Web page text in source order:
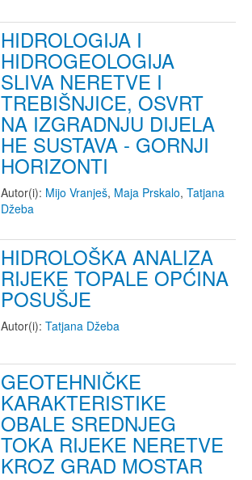
HIDROLOGIJA I
HIDROGEOLOGIJA
SLIVA NERETVE I
TREBIŠNJICE, OSVRT
NA IZGRADNJU DIJELA
HE SUSTAVA - GORNJI
HORIZONTI
Autor(i): Mijo Vranješ, Maja Prskalo, Tatjana
Džeba
HIDROLOŠKA ANALIZA
RIJEKE TOPALE OPĆINA
POSUŠJE
Autor(i): Tatjana Džeba
GEOTEHNIČKE
KARAKTERISTIKE
OBALE SREDNJEG
TOKA RIJEKE NERETVE
KROZ GRAD MOSTAR